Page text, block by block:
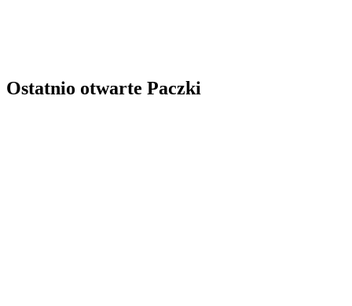
Ostatnio otwarte Paczki